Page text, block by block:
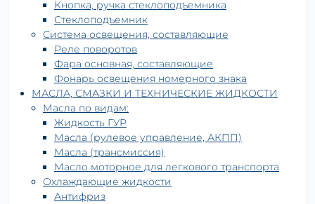
Кнопка, ручка стеклоподъемника
Стеклоподъемник
Система освещения, составляющие
Реле поворотов
Фара основная, составляющие
Фонарь освещения номерного знака
МАСЛА, СМАЗКИ И ТЕХНИЧЕСКИЕ ЖИДКОСТИ
Масла по видам:
Жидкость ГУР
Масла (рулевое управление, АКПП)
Масла (трансмиссия)
Масло моторное для легкового транспорта
Охлаждающие жидкости
Антифриз